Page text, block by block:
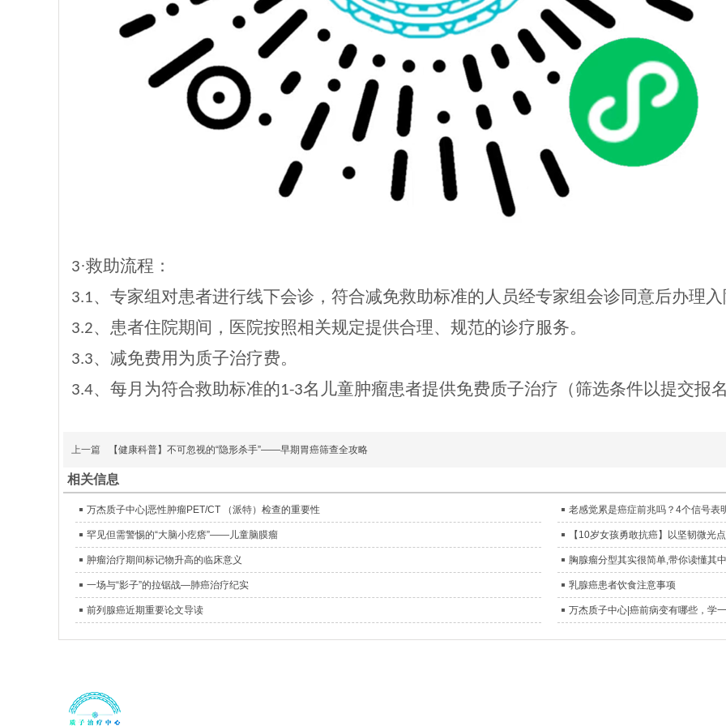
3·救助流程：
3.1、专家组对患者进行线下会诊，符合减免救助标准的人员经专家组会诊同意后办理
3.2、患者住院期间，医院按照相关规定提供合理、规范的诊疗服务。
3.3、减免费用为质子治疗费。
3.4、每月为符合救助标准的1-3名儿童肿瘤患者提供免费质子治疗（筛选条件以提交报
上一篇 【健康科普】不可忽视的“隐形杀手”——早期胃癌筛查全攻略
相关信息
万杰质子中心|恶性肿瘤PET/CT （派特）检查的重要性 老感觉累是癌症前兆吗？4个信号表
罕见但需警惕的“大脑小疙瘩”——儿童脑膜瘤 【10岁女孩勇敢抗癌】以坚韧微光
肿瘤治疗期间标记物升高的临床意义 胸腺瘤分型其实很简单,带你读懂其
一场与“影子”的拉锯战—肺癌治疗纪实 乳腺癌患者饮食注意事项
前列腺癌近期重要论文导读 万杰质子中心|癌前病变有哪些，学